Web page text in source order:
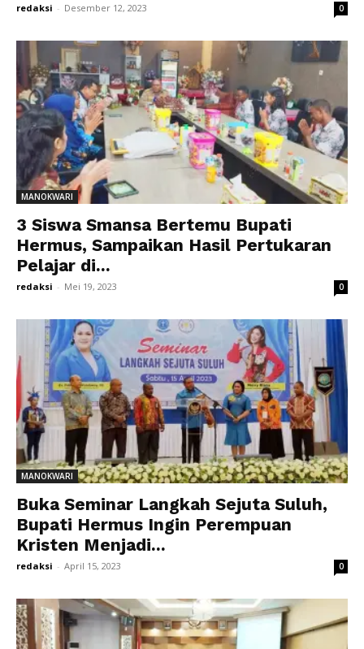
redaksi - Desember 12, 2023 0
MANOKWARI
3 Siswa Smansa Bertemu Bupati
Hermus, Sampaikan Hasil Pertukaran
Pelajar di...
redaksi - Mei 19, 2023 0
MANOKWARI
Buka Seminar Langkah Sejuta Suluh,
Bupati Hermus Ingin Perempuan
Kristen Menjadi...
redaksi - April 15, 2023 0